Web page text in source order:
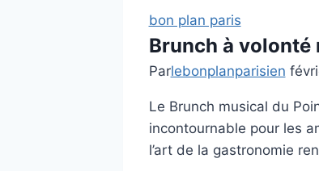
bon plan paris
Brunch à volonté
Parlebonplanparisien
Le Brunch musical du
incontournable pour les
l’art de la gastronomie